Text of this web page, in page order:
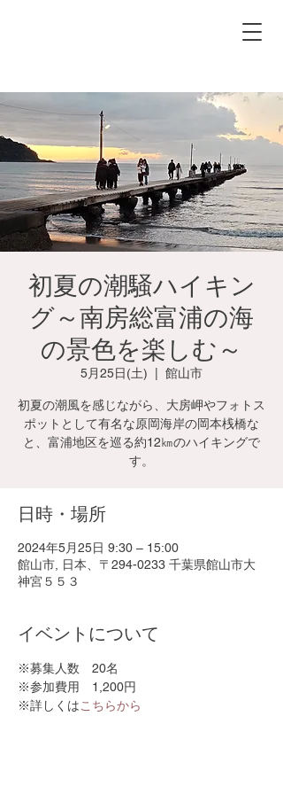
初夏の潮騒ハイキン
グ～南房総富浦の海
の景色を楽しむ～
5月25日(土) 館山市
初夏の潮風を感じながら、大房岬やフォトス
ポットとして有名な原岡海岸の岡本桟橋な
と、富浦地区を巡る約12㎞のハイキングで
す。
日時・場所
2024年5月25日 9:30 – 15:00
館山市, 日本、〒294-0233 千葉県館山市大
神宮５５３
イベントについて
※募集人数　20名
※参加費用　1,200円
※詳しくはこちらから